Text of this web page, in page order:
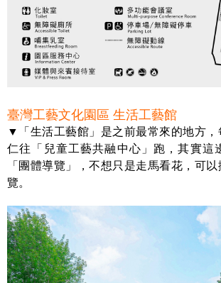
臺灣工藝文化園區 生活工藝館
▼「生活工藝館」是之前最常來的地方，
仁往「兒童工藝共融中心」跑，其實這
「團體導覽」，不想只是走馬看花，可
覽。